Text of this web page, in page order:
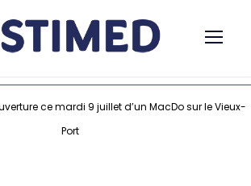
ce mardi 9 juillet d’un MacDo sur le Vieux-
Port